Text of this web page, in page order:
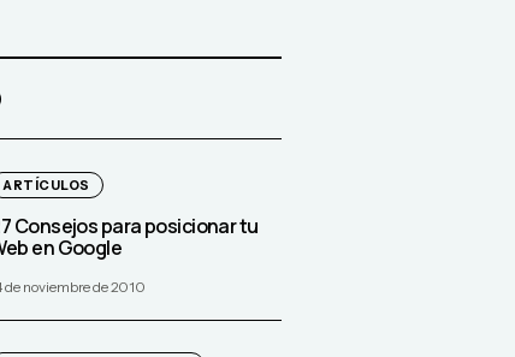
ARTÍCULOS
Consejos para posicionar tu
en Google
de noviembre de 2010